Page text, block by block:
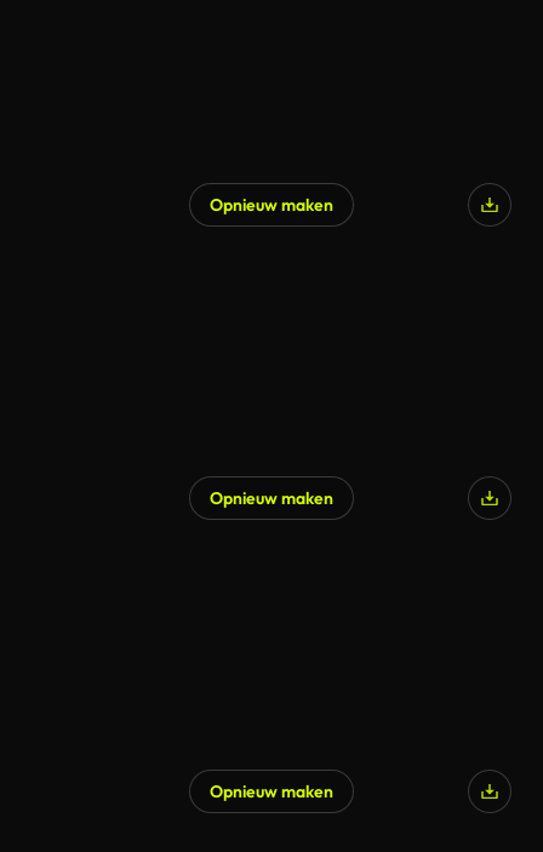
Opnieuw maken
Opnieuw maken
Opnieuw maken